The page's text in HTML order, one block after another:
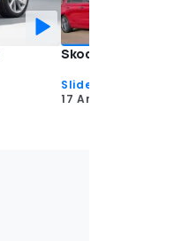
Skoda Scala'nın
Slideshow
17 Ara 2018